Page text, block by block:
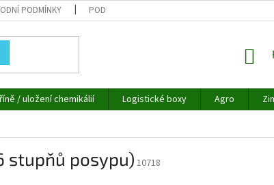
PODMÍNKY PODMÍNKY OCHRANY OSOBNÍCH ÚDAJŮ
/ uložení chemikálií Logistické boxy Agro
stupňů posypu) 10718